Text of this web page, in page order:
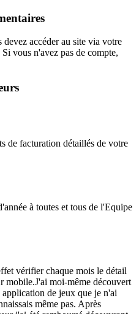
accéder au site via votre
vous n'avez pas de compte,
de facturation détaillés de votre
à toutes et tous de l'Equipe
vérifier chaque mois le détail
mobile.J'ai moi-même découvert
de jeux que je n'ai
même pas. Après